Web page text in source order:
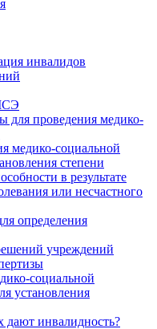
инвалидов
для проведения медико-
медико-социальной
степени
в результате
или несчастного
определения
учреждений
социальной
установления
дают инвалидность?